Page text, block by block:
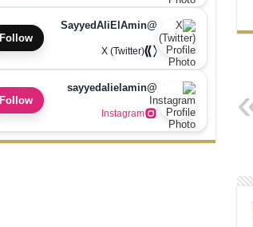
@SayyedAliElAmin
X (Twitter)
Follow
@sayyedalielamin
Instagram
Follow